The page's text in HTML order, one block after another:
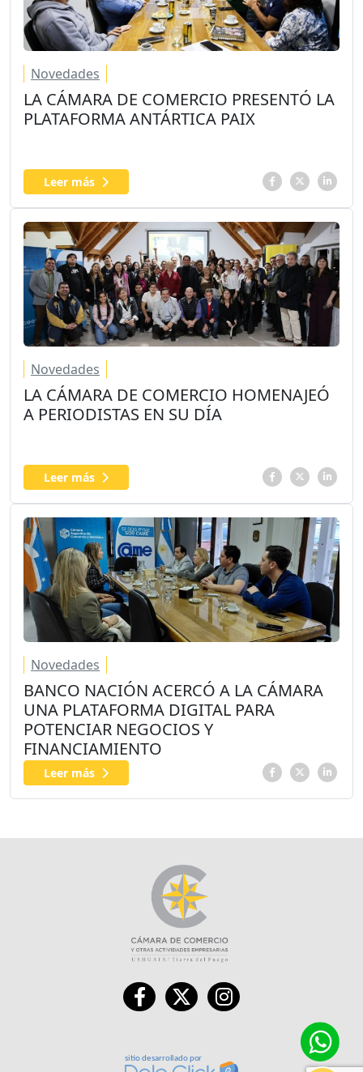
Novedades
LA CÁMARA DE COMERCIO PRESENTÓ LA
PLATAFORMA ANTÁRTICA PAIX
Leer más
Novedades
LA CÁMARA DE COMERCIO HOMENAJEÓ
A PERIODISTAS EN SU DÍA
Leer más
Novedades
BANCO NACIÓN ACERCÓ A LA CÁMARA
UNA PLATAFORMA DIGITAL PARA
POTENCIAR NEGOCIOS Y
FINANCIAMIENTO
Leer más